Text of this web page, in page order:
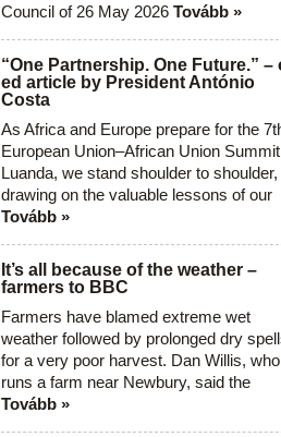
Council of 26 May 2026 Tovább »
“One Partnership. One Future.” –
ed article by President António
Costa
As Africa and Europe prepare for the
European Union–African Union
Luanda, we stand shoulder to shoulder,
drawing on the valuable lessons of our
Tovább »
It’s all because of the weather –
farmers to BBC
Farmers have blamed extreme wet
weather followed by prolonged dry
for a very poor harvest. Dan Willis, who
runs a farm near Newbury, said the
Tovább »